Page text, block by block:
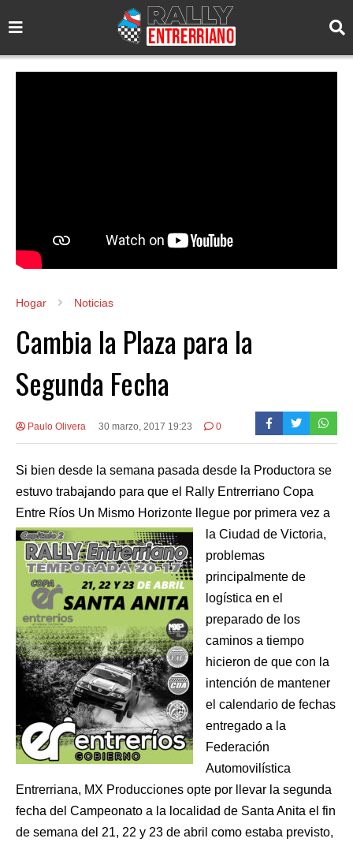
Hogar Noticias
Cambia la Plaza para la
Segunda Fecha
Paulo Olivera 30 marzo, 2017 19:23 0
Si bien desde la semana pasada desde la Productora se
estuvo trabajando para que el Rally Entrerriano Copa
Entre Ríos Un Mismo Horizonte llegue por primera vez a
la Ciudad de Victoria,
problemas
principalmente de
logística en el
preparado de los
caminos a tiempo
hicieron de que con la
intención de mantener
el calendario de fechas
entregado a la
Federación
Automovilística
Entrerriana, MX Producciones opte por llevar la segunda
fecha del Campeonato a la localidad de Santa Anita el fin
de semana del 21, 22 y 23 de abril como estaba previsto,